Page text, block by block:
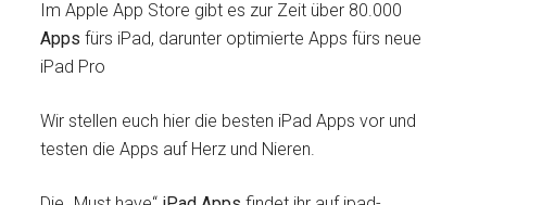
Im Apple App Store gibt es zur Zeit über 80.000
Apps fürs iPad, darunter optimierte Apps fürs neue
iPad Pro
Wir stellen euch hier die besten iPad Apps vor und
testen die Apps auf Herz und Nieren.